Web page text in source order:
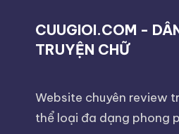
CUUGIOI.COM -
TRUYỆN CHỮ
Website chuyên review
thể loại đa dạng phong